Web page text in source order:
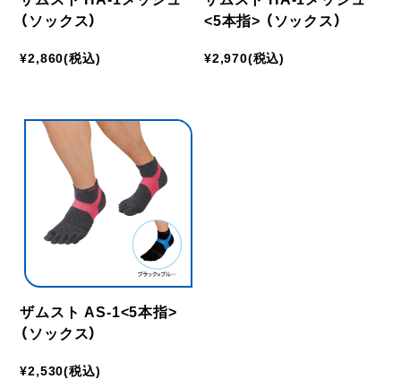
（ソックス）
¥2,860(税込)
<5本指> （ソックス）
¥2,970(税込)
ザムスト AS-1<5本指>
（ソックス）
¥2,530(税込)